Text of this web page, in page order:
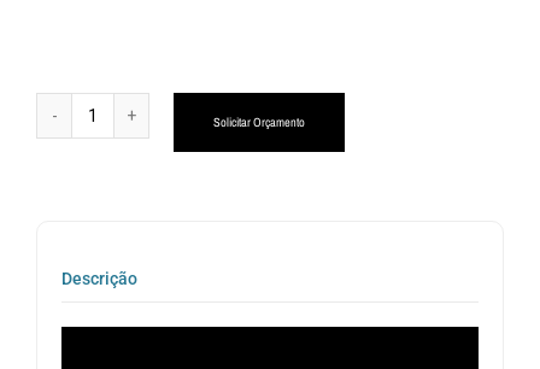
Solicitar Orçamento
Descrição